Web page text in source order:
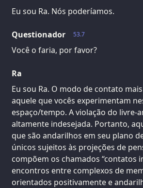
Eu sou Ra. Nós poderíamos.
53.7
Questionador
Você o faria, por favor?
Ra
Eu sou Ra. O modo de contato
aquele que vocês experimentam
espaço/tempo. A violação do livre-
altamente indesejada. Portanto,
que são andarilhos em seu plano
únicos sujeitos às projeções de
compõem os chamados “contatos
encontros entre complexos de
orientados positivamente e